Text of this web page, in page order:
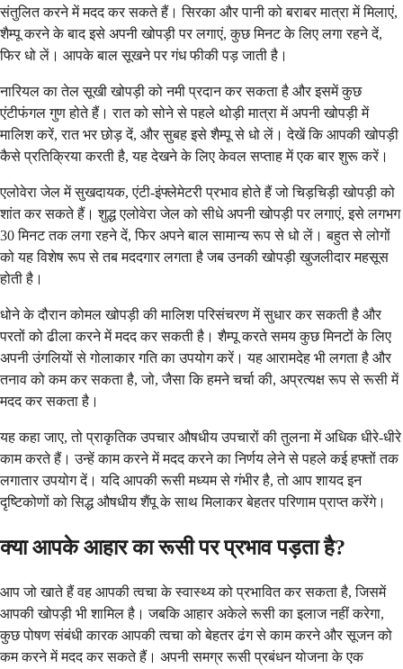
संतुलित करने में मदद कर सकते हैं। सिरका और पानी को बराबर मात्रा में मिलाएं,
शैम्पू करने के बाद इसे अपनी खोपड़ी पर लगाएं, कुछ मिनट के लिए लगा रहने दें,
फिर धो लें। आपके बाल सूखने पर गंध फीकी पड़ जाती है।
नारियल का तेल सूखी खोपड़ी को नमी प्रदान कर सकता है और इसमें कुछ
एंटीफंगल गुण होते हैं। रात को सोने से पहले थोड़ी मात्रा में अपनी खोपड़ी में
मालिश करें, रात भर छोड़ दें, और सुबह इसे शैम्पू से धो लें। देखें कि आपकी खोपड़ी
कैसे प्रतिक्रिया करती है, यह देखने के लिए केवल सप्ताह में एक बार शुरू करें।
एलोवेरा जेल में सुखदायक, एंटी-इंफ्लेमेटरी प्रभाव होते हैं जो चिड़चिड़ी खोपड़ी को
शांत कर सकते हैं। शुद्ध एलोवेरा जेल को सीधे अपनी खोपड़ी पर लगाएं, इसे लगभग
30 मिनट तक लगा रहने दें, फिर अपने बाल सामान्य रूप से धो लें। बहुत से लोगों
को यह विशेष रूप से तब मददगार लगता है जब उनकी खोपड़ी खुजलीदार महसूस
होती है।
धोने के दौरान कोमल खोपड़ी की मालिश परिसंचरण में सुधार कर सकती है और
परतों को ढीला करने में मदद कर सकती है। शैम्पू करते समय कुछ मिनटों के लिए
अपनी उंगलियों से गोलाकार गति का उपयोग करें। यह आरामदेह भी लगता है और
तनाव को कम कर सकता है, जो, जैसा कि हमने चर्चा की, अप्रत्यक्ष रूप से रूसी में
मदद कर सकता है।
यह कहा जाए, तो प्राकृतिक उपचार औषधीय उपचारों की तुलना में अधिक धीरे-धीरे
काम करते हैं। उन्हें काम करने में मदद करने का निर्णय लेने से पहले कई हफ्तों तक
लगातार उपयोग दें। यदि आपकी रूसी मध्यम से गंभीर है, तो आप शायद इन
दृष्टिकोणों को सिद्ध औषधीय शैंपू के साथ मिलाकर बेहतर परिणाम प्राप्त करेंगे।
क्या आपके आहार का रूसी पर प्रभाव पड़ता है?
आप जो खाते हैं वह आपकी त्वचा के स्वास्थ्य को प्रभावित कर सकता है, जिसमें
आपकी खोपड़ी भी शामिल है। जबकि आहार अकेले रूसी का इलाज नहीं करेगा,
कुछ पोषण संबंधी कारक आपकी त्वचा को बेहतर ढंग से काम करने और सूजन को
कम करने में मदद कर सकते हैं। अपनी समग्र रूसी प्रबंधन योजना के एक